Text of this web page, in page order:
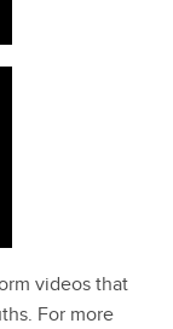
videos that
For more